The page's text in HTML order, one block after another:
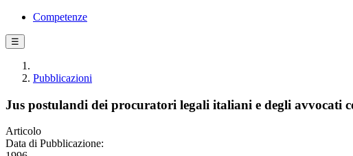
Competenze
☰
Pubblicazioni
Jus postulandi dei procuratori legali italiani e degli avvocati
Articolo
Data di Pubblicazione: